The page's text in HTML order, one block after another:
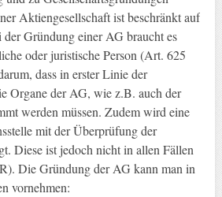
Aktiengesellschaft ist beschränkt auf
Gründung einer AG braucht es
oder juristische Person (Art. 625
dass in erster Linie der
Organe der AG, wie z.B. auch der
werden müssen. Zudem wird eine
mit der Überprüfung der
Diese ist jedoch nicht in allen Fällen
Die Gründung der AG kann man in
vornehmen: